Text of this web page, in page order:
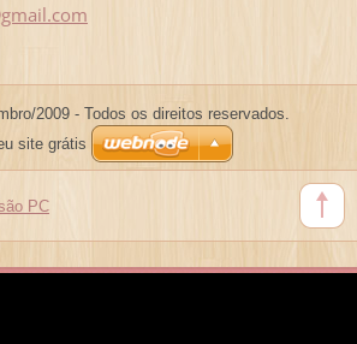
om
2009 - Todos os direitos reservados.
site grátis
PC